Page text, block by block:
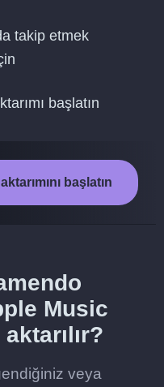
takip etmek
başlatın
başlatın
Music
veya